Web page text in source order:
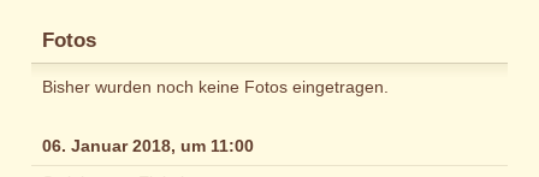
Fotos
Bisher wurden noch keine Fotos eingetragen.
06. Januar 2018, um 11:00